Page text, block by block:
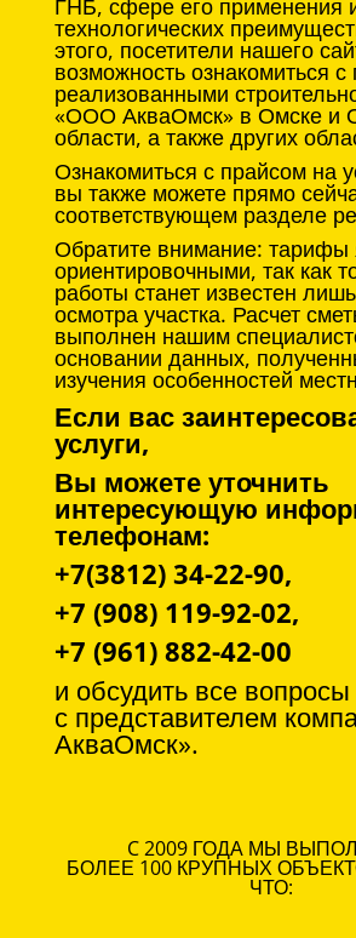
ГНБ, сфере его применения
технологических
этого, посетители нашего
возможность ознакомиться с
реализованными
«ООО АкваОмск» в Омске и
области, а также других
Ознакомиться с прайсом на
вы также можете прямо
соответствующем разделе
Обратите внимание: тарифы
ориентировочными, так как
работы станет известен
осмотра участка. Расчет
выполнен нашим
основании данных,
изучения особенностей
Если вас
услуги,
Вы можете уточнить
интересующую
телефонам:
+7(3812) 34-22-90,
+7 (908) 119-92-02,
+7 (961) 882-42-00
и обсудить все вопросы
с представителем
АкваОмск».
C 2009 ГОДА МЫ
БОЛЕЕ 100 КРУПНЫХ
ЧТО: